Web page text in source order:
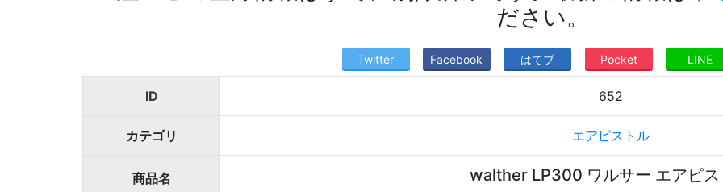
ださい。
Twitter Facebook はてブ Pocket LINE
ID 652
カテゴリ エアピストル
商品名 walther LP300 ワルサー エアピス